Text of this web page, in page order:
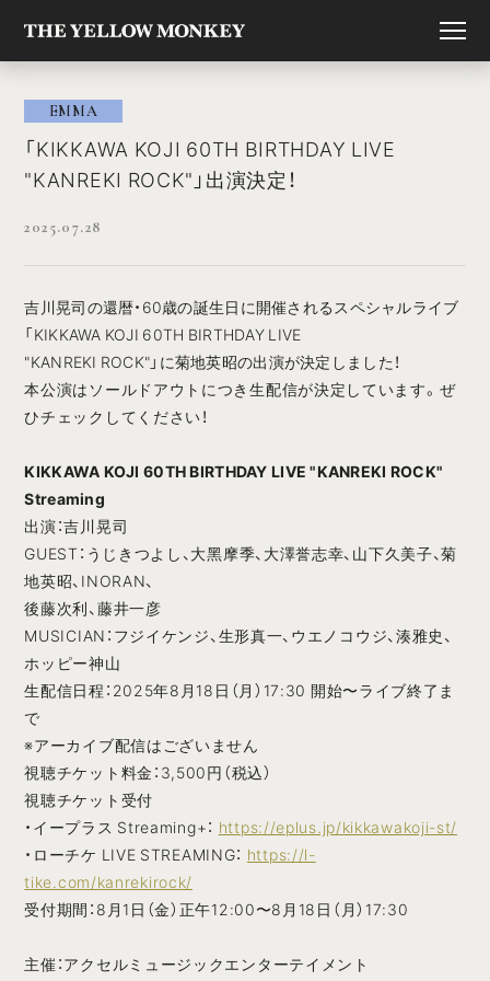
EMMA
「KIKKAWA KOJI 60TH BIRTHDAY LIVE
"KANREKI ROCK"」出演決定！
2025.07.28
吉川晃司の還暦・60歳の誕⽣⽇に開催されるスペシャルライブ
「KIKKAWA KOJI 60TH BIRTHDAY LIVE
"KANREKI ROCK"」に菊地英昭の出演が決定しました！
本公演はソールドアウトにつき⽣配信が決定しています。ぜ
ひチェックしてください！
KIKKAWA KOJI 60TH BIRTHDAY LIVE "KANREKI ROCK"
Streaming
出演：吉川晃司
GUEST：うじきつよし、⼤⿊摩季、⼤澤誉志幸、⼭下久美⼦、菊
地英昭、INORAN、
後藤次利、藤井⼀彦
MUSICIAN：フジイケンジ、⽣形真⼀、ウエノコウジ、湊雅史、
ホッピー神⼭
⽣配信⽇程：2025年8⽉18⽇（⽉）17:30 開始〜ライブ終了ま
で
※アーカイブ配信はございません
視聴チケット料⾦：3,500円（税込）
視聴チケット受付
・イープラス Streaming+： https://eplus.jp/kikkawakoji-st/
・ローチケ LIVE STREAMING： https://l-
tike.com/kanrekirock/
受付期間：8⽉1⽇（⾦）正午12:00〜8⽉18⽇（⽉）17:30
主催：アクセルミュージックエンターテイメント